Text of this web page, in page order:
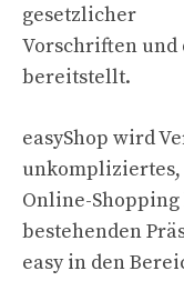
gesetzlicher
Vorschriften und
bereitstellt.
easyShop wird
Online-
bestehenden
easy in den